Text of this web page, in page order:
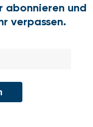
abonnieren und
verpassen.